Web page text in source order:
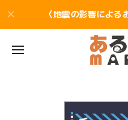
〈地震の影響による